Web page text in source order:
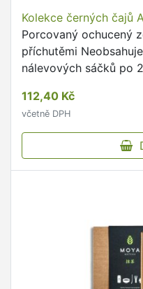
Kolekce černých čajů
Porcovaný ochucený
příchutěmi
nálevových sáčků po
Passion Fruit,
112,40 Kč
včetně DPH